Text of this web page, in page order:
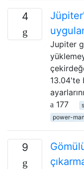
4
Jupiter
13.04'te
177
power-
9